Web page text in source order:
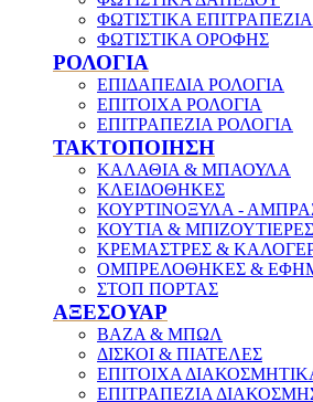
ΦΩΤΙΣΤΙΚΑ ΕΠΙΤΡΑΠΕΖΙΑ
ΦΩΤΙΣΤΙΚΑ ΟΡΟΦΗΣ
ΡΟΛΟΓΙΑ
ΕΠΙΔΑΠΕΔΙΑ ΡΟΛΟΓΙΑ
ΕΠΙΤΟΙΧΑ ΡΟΛΟΓΙΑ
ΕΠΙΤΡΑΠΕΖΙΑ ΡΟΛΟΓΙΑ
ΤΑΚΤΟΠΟΙΗΣΗ
ΚΑΛΑΘΙΑ & ΜΠΑΟΥΛΑ
ΚΛΕΙΔΟΘΗΚΕΣ
ΚΟΥΡΤΙΝΟΞΥΛΑ -
ΚΟΥΤΙΑ & ΜΠΙΖΟΥΤΙΕΡΕΣ
ΚΡΕΜΑΣΤΡΕΣ &
ΟΜΠΡΕΛΟΘΗΚΕΣ &
ΣΤΟΠ ΠΟΡΤΑΣ
ΑΞΕΣΟΥΑΡ
ΒΑΖΑ & ΜΠΩΛ
ΔΙΣΚΟΙ & ΠΙΑΤΕΛΕΣ
ΕΠΙΤΟΙΧΑ
ΕΠΙΤΡΑΠΕΖΙΑ